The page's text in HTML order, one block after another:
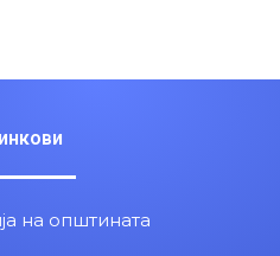
на општината